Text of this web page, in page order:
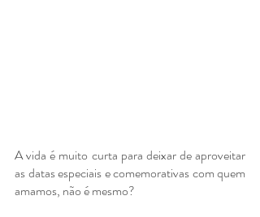
A vida é muito curta para deixar de aproveitar
as datas especiais e comemorativas com quem
amamos, não é mesmo?